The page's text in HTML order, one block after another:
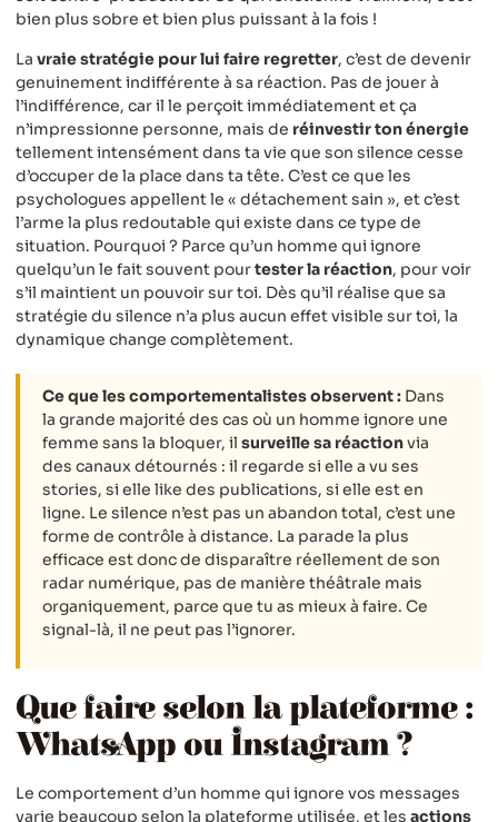
bien plus sobre et bien plus puissant à la fois !
La vraie stratégie pour lui faire regretter, c’est de devenir
genuinement indifférente à sa réaction. Pas de jouer à
l’indifférence, car il le perçoit immédiatement et ça
n’impressionne personne, mais de réinvestir ton énergie
tellement intensément dans ta vie que son silence cesse
d’occuper de la place dans ta tête. C’est ce que les
psychologues appellent le « détachement sain », et c’est
l’arme la plus redoutable qui existe dans ce type de
situation. Pourquoi ? Parce qu’un homme qui ignore
quelqu’un le fait souvent pourtester la réaction, pour voir
s’il maintient un pouvoir sur toi. Dès qu’il réalise que sa
stratégie du silence n’a plus aucun effet visible sur toi, la
dynamique change complètement.
Ce que les comportementalistes observent : Dans
la grande majorité des cas où un homme ignore une
femme sans la bloquer, il surveille sa réactionvia
des canaux détournés : il regarde si elle a vu ses
stories, si elle like des publications, si elle est en
ligne. Le silence n’est pas un abandon total, c’est une
forme de contrôle à distance. La parade la plus
efficace est donc de disparaître réellement de son
radar numérique, pas de manière théâtrale mais
organiquement, parce que tu as mieux à faire. Ce
signal-là, il ne peut pas l’ignorer.
Que faire selon la plateforme :
WhatsApp ou Instagram ?
Le comportement d’un homme qui ignore vos messages
varie beaucoup selon la plateforme utilisée, et les actions